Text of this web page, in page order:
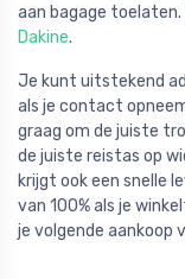
aan bagage toelaten.
Dakine.
Je kunt uitstekend
als je contact
graag om de juiste
de juiste reistas op
krijgt ook een snelle
van 100% als je
je volgende aankoop